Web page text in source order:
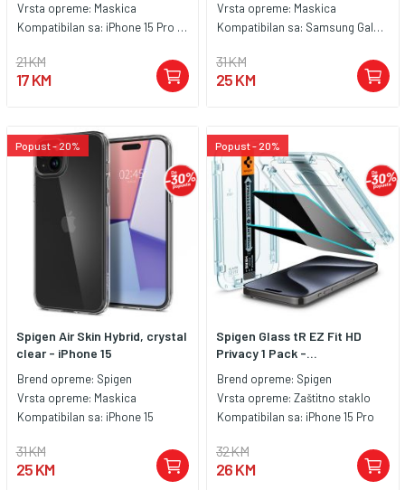
Vrsta opreme: Maskica
Kompatibilan sa: iPhone 15 Pro Max
21 KM
17 KM
Vrsta opreme: Maskica
Kompatibilan sa: Samsung Galaxy S24
31 KM
25 KM
Popust - 20%
Spigen Air Skin Hybrid, crystal
clear - iPhone 15
Brend opreme: Spigen
Vrsta opreme: Maskica
Kompatibilan sa: iPhone 15
31 KM
25 KM
Popust - 20%
Spigen Glass tR EZ Fit HD
Privacy 1 Pack -...
Brend opreme: Spigen
Vrsta opreme: Zaštitno staklo
Kompatibilan sa: iPhone 15 Pro
32 KM
26 KM